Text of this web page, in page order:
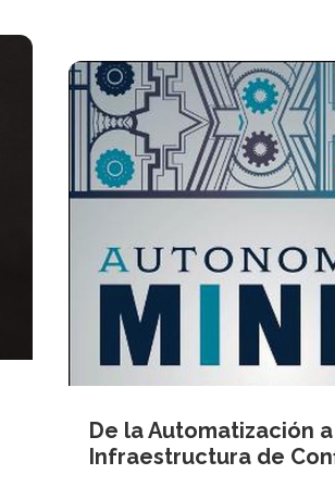
De la Automatización
Infraestructura de